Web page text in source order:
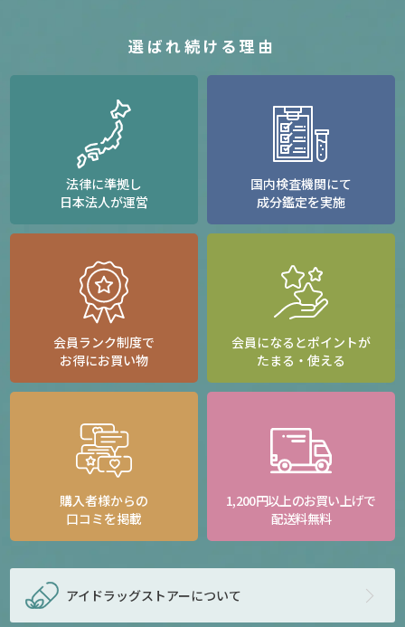
選ばれ続ける理由
法律に準拠し
日本法人が運営
国内検査機関にて
成分鑑定を実施
会員ランク制度で
お得にお買い物
会員になるとポイントが
たまる・使える
購入者様からの
口コミを掲載
1,200円以上のお買い上げで
配送料無料
アイドラッグストアーについて